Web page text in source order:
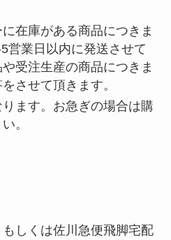
在庫がある商品につきま
営業日以内に発送させて
受注生産の商品につきま
させて頂きます。
ます。お急ぎの場合は購
。
しくは佐川急便飛脚宅配